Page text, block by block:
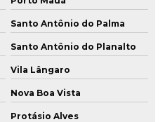
Santo Antônio do Palma
Santo Antônio do Planalto
Vila Lângaro
Nova Boa Vista
Protásio Alves